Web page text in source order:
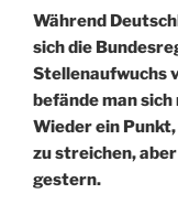
Während
sich die
Stellenaufwuchs
befände man
Wieder ein
zu streichen,
gestern.